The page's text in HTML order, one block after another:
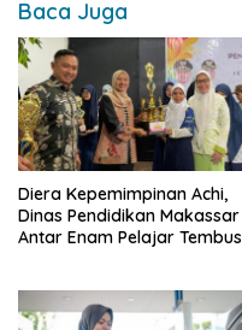
Baca Juga
Diera Kepemimpinan Achi,
Dinas Pendidikan Makassar
Antar Enam Pelajar Tembus